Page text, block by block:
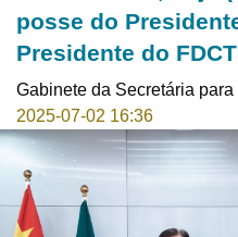
posse do
Presidente do FDCT
Gabinete da Secretária
2025-07-02 16:36